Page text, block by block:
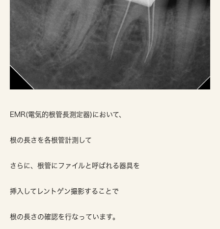
EMR(電気的根管長測定器)において、
根の長さを各根管計測して
さらに、根管にファイルと呼ばれる器具を
挿入してレントゲン撮影することで
根の長さの確認を行なっています。